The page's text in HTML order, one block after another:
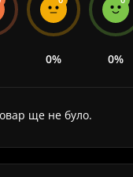
0% 0%
ще не було.